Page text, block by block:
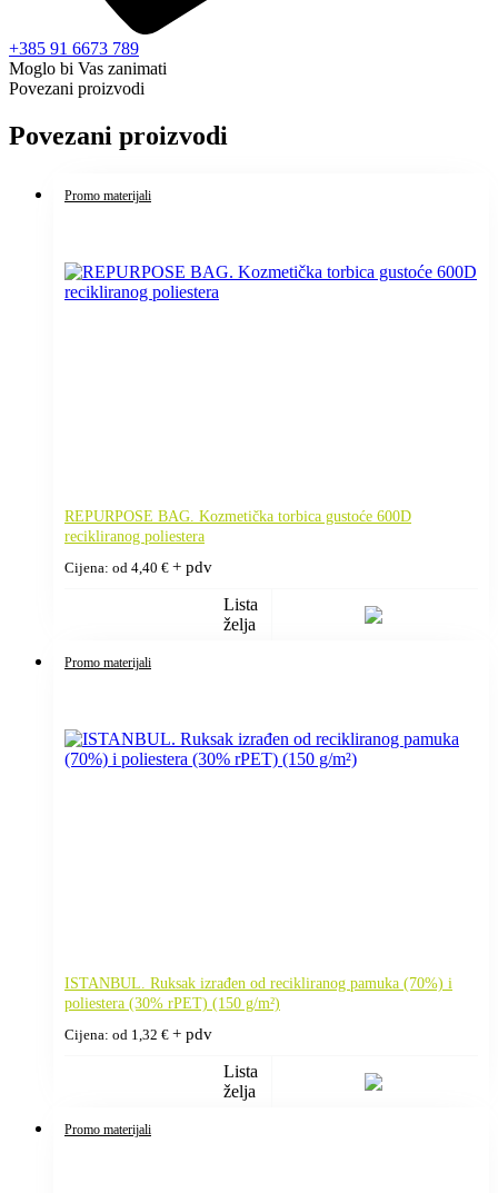
+385 91 6673 789
Moglo bi Vas zanimati
Povezani proizvodi
Povezani proizvodi
Promo materijali
REPURPOSE BAG. Kozmetička torbica gustoće 600D
recikliranog poliestera
Cijena: od 4,40 € + pdv
Lista
želja
Promo materijali
ISTANBUL. Ruksak izrađen od recikliranog pamuka (70%) i
poliestera (30% rPET) (150 g/m²)
Cijena: od 1,32 € + pdv
Lista
želja
Promo materijali